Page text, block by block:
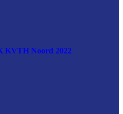
KVTH Noord 2022